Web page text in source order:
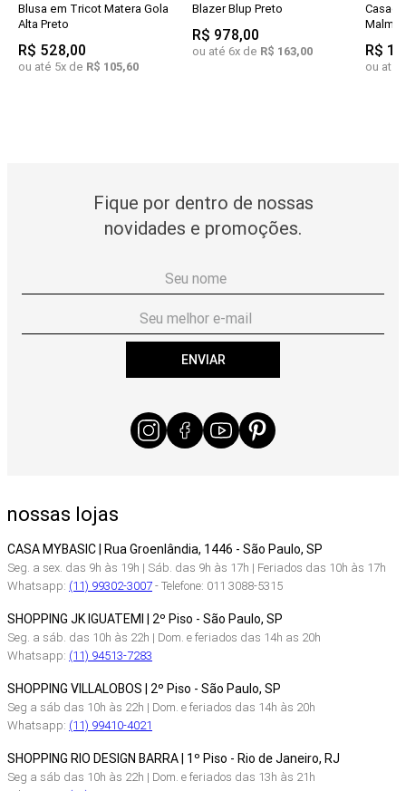
Blusa em Tricot Matera Gola
Alta Preto
R$ 528,00
ou até 5x de R$ 105,60
Blazer Blup Preto
R$ 978,00
ou até 6x de R$ 163,00 R$ 1
ou até
Fique por dentro de nossas
novidades e promoções.
ENVIAR
nossas lojas
CASA MYBASIC | Rua Groenlândia, 1446 - São Paulo, SP
Seg. a sex. das 9h às 19h | Sáb. das 9h às 17h | Feriados das 10h às 17h
Whatsapp: (11) 99302-3007- Telefone: 011 3088-5315
SHOPPING JK IGUATEMI | 2º Piso - São Paulo, SP
Seg. a sáb. das 10h às 22h | Dom. e feriados das 14h as 20h
Whatsapp: (11) 94513-7283
SHOPPING VILLALOBOS | 2º Piso - São Paulo, SP
Seg a sáb das 10h às 22h | Dom. e feriados das 14h às 20h
Whatsapp: (11) 99410-4021
SHOPPING RIO DESIGN BARRA | 1º Piso - Rio de Janeiro, RJ
Seg a sáb das 10h às 22h | Dom. e feriados das 13h às 21h